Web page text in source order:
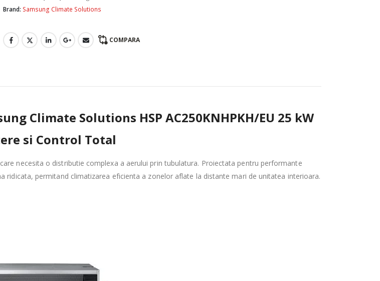
Brand: Samsung Climate Solutions
COMPARA
Climate Solutions HSP AC250KNHPKH/EU 25 kW
si Control Total
necesita o distributie complexa a aerului prin tubulatura. Proiectata pentru performante
permitand climatizarea eficienta a zonelor aflate la distante mari de unitatea interioara.